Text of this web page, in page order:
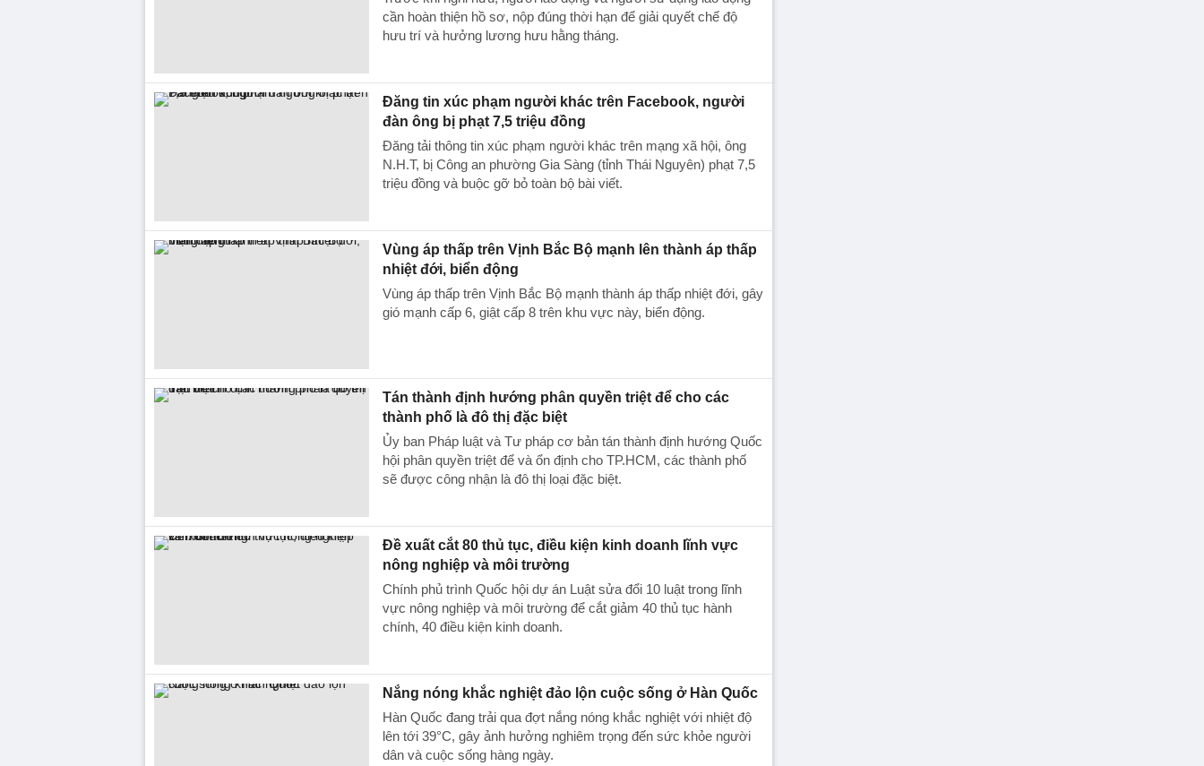
cần hoàn thiện hồ sơ, nộp đúng thời hạn để giải quyết chế độ
hưu trí và hưởng lương hưu hằng tháng.
Đăng tin xúc phạm người khác trên Facebook, người
đàn ông bị phạt 7,5 triệu đồng
Đăng tải thông tin xúc phạm người khác trên mạng xã hội, ông
N.H.T, bị Công an phường Gia Sàng (tỉnh Thái Nguyên) phạt 7,5
triệu đồng và buộc gỡ bỏ toàn bộ bài viết.
Vùng áp thấp trên Vịnh Bắc Bộ mạnh lên thành áp thấp
nhiệt đới, biển động
Vùng áp thấp trên Vịnh Bắc Bộ mạnh thành áp thấp nhiệt đới, gây
gió mạnh cấp 6, giật cấp 8 trên khu vực này, biển động.
Tán thành định hướng phân quyền triệt để cho các
thành phố là đô thị đặc biệt
Ủy ban Pháp luật và Tư pháp cơ bản tán thành định hướng Quốc
hội phân quyền triệt để và ổn định cho TP.HCM, các thành phố
sẽ được công nhận là đô thị loại đặc biệt.
Đề xuất cắt 80 thủ tục, điều kiện kinh doanh lĩnh vực
nông nghiệp và môi trường
Chính phủ trình Quốc hội dự án Luật sửa đổi 10 luật trong lĩnh
vực nông nghiệp và môi trường để cắt giảm 40 thủ tục hành
chính, 40 điều kiện kinh doanh.
Nắng nóng khắc nghiệt đảo lộn cuộc sống ở Hàn Quốc
Hàn Quốc đang trải qua đợt nắng nóng khắc nghiệt với nhiệt độ
lên tới 39°C, gây ảnh hưởng nghiêm trọng đến sức khỏe người
dân và cuộc sống hàng ngày.